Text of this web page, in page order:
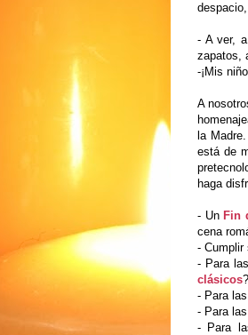
- A ver,
zapatos,
-¡Mis
A
la
está de
haga
- Un Fin
cena
- Cumplir
- Para
clásicos?
- Para
- Para
- Para